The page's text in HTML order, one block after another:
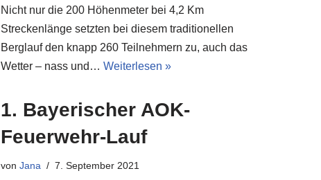
Nicht nur die 200 Höhenmeter bei 4,2 Km
Streckenlänge setzten bei diesem traditionellen
Berglauf den knapp 260 Teilnehmern zu, auch das
Wetter – nass und… Weiterlesen »
1. Bayerischer AOK-
Feuerwehr-Lauf
von Jana 7. September 2021